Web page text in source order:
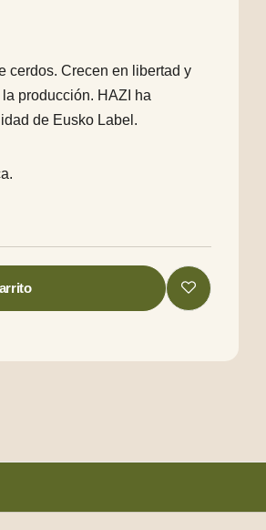
cerdos. Crecen en libertad y
producción. HAZI ha
de Eusko Label.